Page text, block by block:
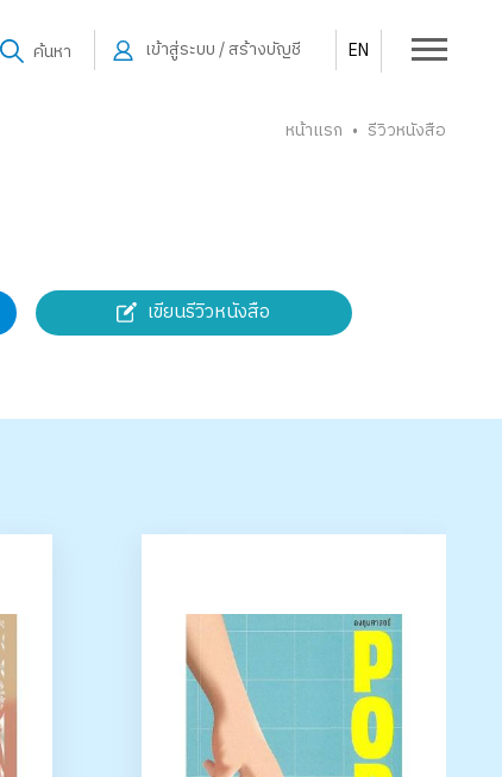
ค้นหา เข้าสู่ระบบ / สร้างบัญชี EN
หน้าแรก • รีวิวหนังสือ
เขียนรีวิวหนังสือ